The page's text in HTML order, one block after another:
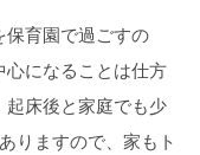
育園で過ごすの
になることは仕方
床後と家庭でも少
りますので、家もト